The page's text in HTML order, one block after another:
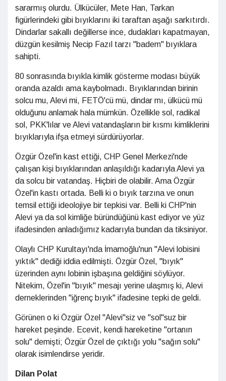
sararmış olurdu. Ülkücüler, Mete Han, Tarkan
figürlerindeki gibi bıyıklarını iki taraftan aşağı sarkıtırdı.
Dindarlar sakallı değillerse ince, dudakları kapatmayan,
düzgün kesilmiş Necip Fazıl tarzı "badem" bıyıklara
sahipti.
80 sonrasında bıyıkla kimlik gösterme modası büyük
oranda azaldı ama kaybolmadı. Bıyıklarından birinin
solcu mu, Alevi mi, FETÖ'cü mü, dindar mı, ülkücü mü
olduğunu anlamak hala mümkün. Özellikle sol, radikal
sol, PKK'lılar ve Alevi vatandaşların bir kısmı kimliklerini
bıyıklarıyla ifşa etmeyi sürdürüyorlar.
Özgür Özel'in kast ettiği, CHP Genel Merkezi'nde
çalışan kişi bıyıklarından anlaşıldığı kadarıyla Alevi ya
da solcu bir vatandaş. Hiçbiri de olabilir. Ama Özgür
Özel'in kastı ortada. Belli ki o bıyık tarzına ve onun
temsil ettiği ideolojiye bir tepkisi var. Belli ki CHP'nin
Alevi ya da sol kimliğe büründüğünü kast ediyor ve yüz
ifadesinden anladığımız kadarıyla bundan da tiksiniyor.
Olaylı CHP Kurultayı'nda İmamoğlu'nun "Alevi lobisini
yıktık" dediği iddia edilmişti. Özgür Özel, "bıyık"
üzerinden aynı lobinin işbaşına geldiğini söylüyor.
Nitekim, Özel'in "bıyık" mesajı yerine ulaşmış ki, Alevi
derneklerinden "iğrenç bıyık" ifadesine tepki de geldi.
Görünen o ki Özgür Özel "Alevi"siz ve "sol"suz bir
hareket peşinde. Ecevit, kendi hareketine "ortanın
solu" demişti; Özgür Özel de çıktığı yolu "sağın solu"
olarak isimlendirse yeridir.
Dilan Polat